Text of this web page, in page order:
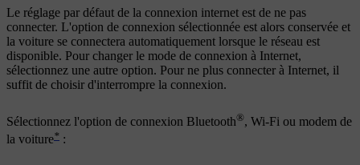
Le réglage par défaut de la connexion internet est de ne pas
connecter. L'option de connexion sélectionnée est alors conservée et
la voiture se connectera automatiquement lorsque le réseau est
disponible. Pour changer le mode de connexion à Internet,
sélectionnez une autre option. Pour ne plus connecter à Internet, il
suffit de choisir d'interrompre la connexion.
Sélectionnez l'option de connexion Bluetooth®, Wi-Fi ou modem de
la voiture* :